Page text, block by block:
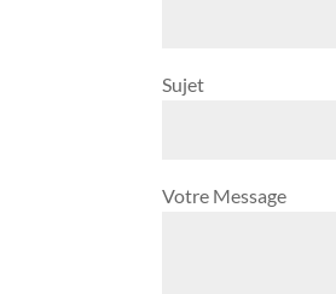
Sujet
Votre Message